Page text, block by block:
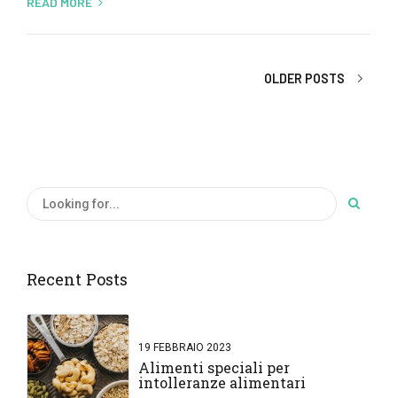
OLDER POSTS
Recent Posts
19 FEBBRAIO 2023
Alimenti speciali per
intolleranze alimentari